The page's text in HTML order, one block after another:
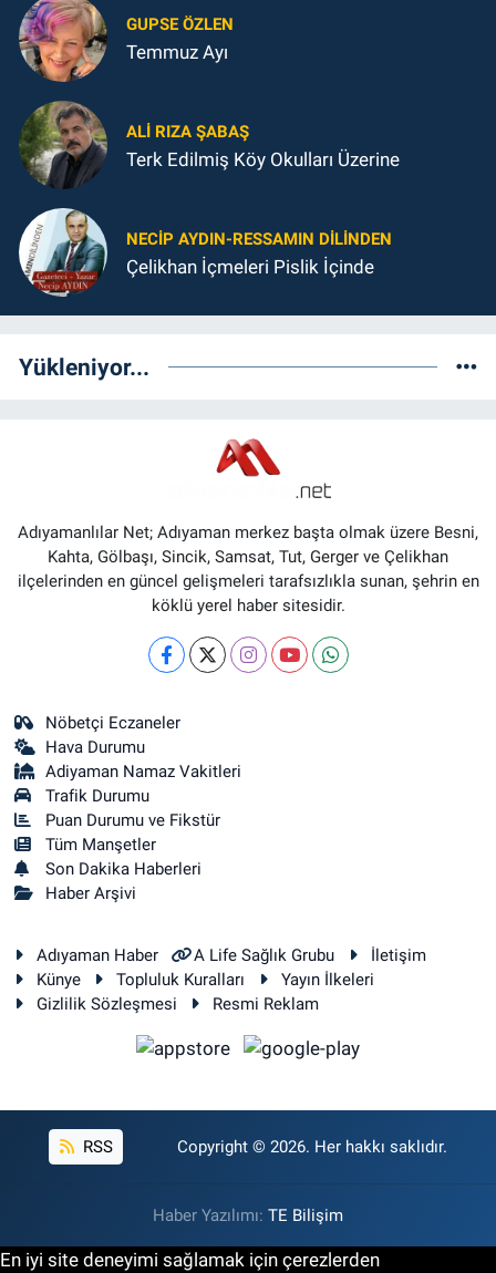
GUPSE ÖZLEN
Temmuz Ayı
ALI RIZA ŞABAŞ
Terk Edilmiş Köy Okulları Üzerine
NECIP AYDIN-RESSAMIN DILINDEN
Çelikhan İçmeleri Pislik İçinde
Yükleniyor...
Adıyamanlılar Net; Adıyaman merkez başta olmak üzere Besni,
Kahta, Gölbaşı, Sincik, Samsat, Tut, Gerger ve Çelikhan
ilçelerinden en güncel gelişmeleri tarafsızlıkla sunan, şehrin en
köklü yerel haber sitesidir.
Nöbetçi Eczaneler
Hava Durumu
Adiyaman Namaz Vakitleri
Trafik Durumu
Puan Durumu ve Fikstür
Tüm Manşetler
Son Dakika Haberleri
Haber Arşivi
Adıyaman Haber A Life Sağlık Grubu
İletişim
Künye
Topluluk Kuralları
Yayın İlkeleri
Gizlilik Sözleşmesi
Resmi Reklam
RSS Copyright © 2026. Her hakkı saklıdır.
Haber Yazılımı: TE Bilişim
En iyi site deneyimi sağlamak için çerezlerden